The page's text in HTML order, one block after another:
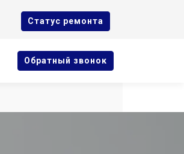
Cтатус ремонта
Oбратный звонок